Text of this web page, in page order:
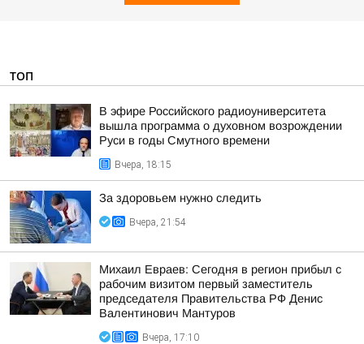
ТОП
В эфире Российского радиоуниверситета
вышла программа о духовном возрождении
Руси в годы Смутного времени
Вчера, 18:15
За здоровьем нужно следить
Вчера, 21:54
Михаил Евраев: Сегодня в регион прибыл с
рабочим визитом первый заместитель
председателя Правительства РФ Денис
Валентинович Мантуров
Вчера, 17:10